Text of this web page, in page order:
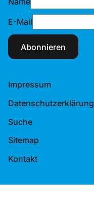
E-Mail
Abonnieren
Impressum
Datenschutzerklärung
Suche
Sitemap
Kontakt